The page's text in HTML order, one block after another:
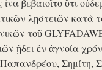
βεβαιοῖτο ὅτι
λῃστειῶν κατὰ
τοῦ
ᾔδει ἐν ἀγνοία
Σημίτη,